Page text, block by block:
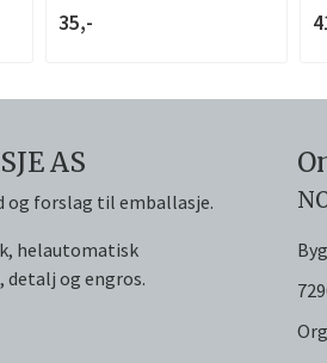
35,-
AS
og forslag til emballasje.
helautomatisk
og engros.